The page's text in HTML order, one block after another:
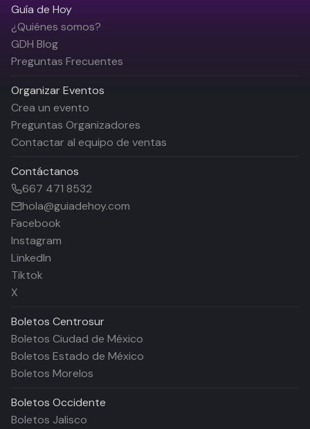
Guía de Hoy
¿Quiénes somos?
GDH Blog
Preguntas Frecuentes
Organizar Eventos
Crea un evento
Preguntas Organizadores
Contactar al equipo de ventas
Contáctanos
667 471 8532
hola@guiadehoy.com
Facebook
Instagram
LinkedIn
Tiktok
X
Boletos Centrosur
Boletos Ciudad de México
Boletos Estado de México
Boletos Morelos
Boletos Occidente
Boletos Jalisco